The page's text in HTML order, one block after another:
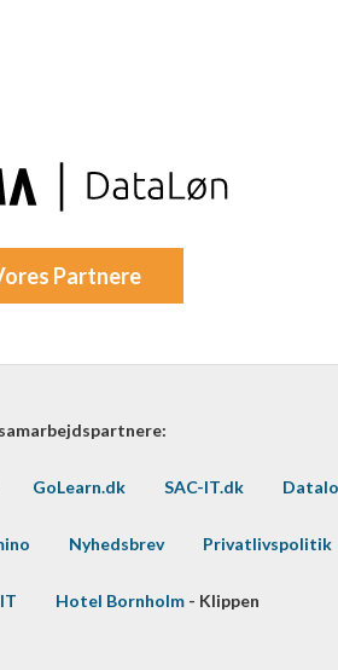
Partnere
GoLearn.dk SAC-IT.dk
Nyhedsbrev Privatlivspolitik
Hotel Bornholm - Klippen